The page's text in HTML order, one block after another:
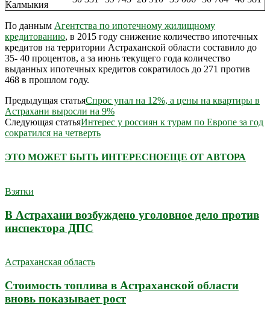
Калмыкия
По данным Агентства по ипотечному жилищному
кредитованию, в 2015 году снижение количество ипотечных
кредитов на территории Астраханской области составило до
35- 40 процентов, а за июнь текущего года количество
выданных ипотечных кредитов сократилось до 271 против
468 в прошлом году.
Предыдущая статьяСпрос упал на 12%, а цены на квартиры в
Астрахани выросли на 9%
Следующая статьяИнтерес у россиян к турам по Европе за год
сократился на четверть
ЭТО МОЖЕТ БЫТЬ ИНТЕРЕСНОЕЩЕ ОТ АВТОРА
Взятки
В Астрахани возбуждено уголовное дело против
инспектора ДПС
Астраханская область
Стоимость топлива в Астраханской области
вновь показывает рост